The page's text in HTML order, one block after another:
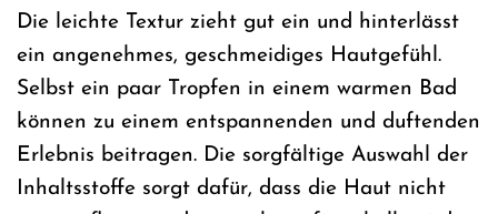
Die leichte Textur zieht gut ein und hinterlässt
ein angenehmes, geschmeidiges Hautgefühl.
Selbst ein paar Tropfen in einem warmen Bad
können zu einem entspannenden und duftenden
Erlebnis beitragen. Die sorgfältige Auswahl der
Inhaltsstoffe sorgt dafür, dass die Haut nicht